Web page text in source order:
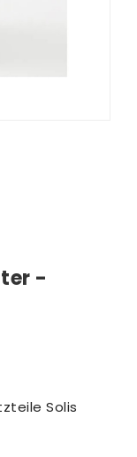
-
Solis